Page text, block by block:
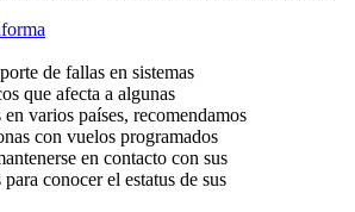
de fallas en sistemas
que afecta a algunas
en varios países, recomendamos
con vuelos programados
en contacto con sus
para conocer el estatus de sus